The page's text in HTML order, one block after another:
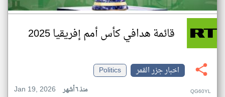
قائمة هدافي كأس أمم إفريقيا 2025
اخبار جزر القمر
Politics
Jan 19, 2026
منذ ٦ أشهر QG60YL